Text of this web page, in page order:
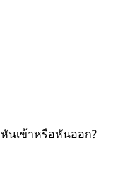
นเข้าหรือหันออก?